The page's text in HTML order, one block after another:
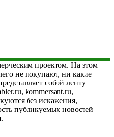
проектом. На этом
не покупают, ни какие
собой ленту
kommersant.ru,
без искажения,
публикуемых новостей